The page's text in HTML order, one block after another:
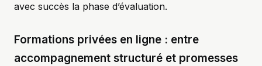
avec succès la phase d’évaluation.
Formations privées en ligne : entre
accompagnement structuré et promesses